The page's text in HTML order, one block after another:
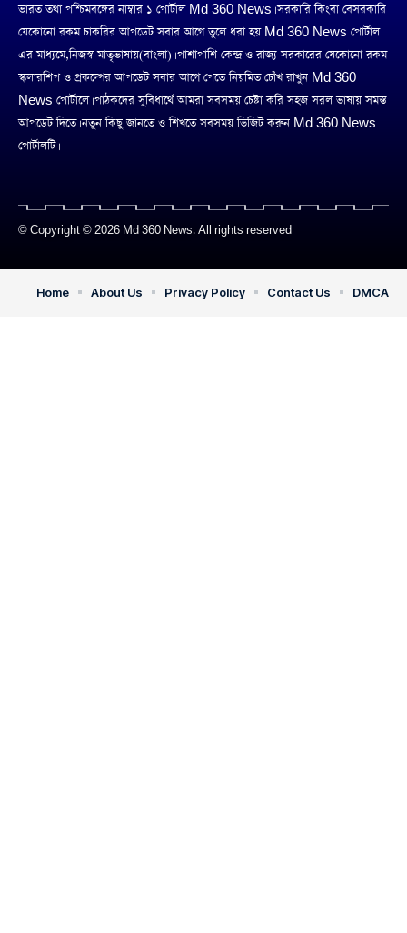
ভারত তথা পশ্চিমবঙ্গের নাম্বার ১ পোর্টাল Md 360 News। সরকারি কিংবা বেসরকারি
যেকোনো রকম চাকরির আপডেট সবার আগে তুলে ধরা হয় Md 360 News পোর্টাল
এর মাধ্যমে,নিজস্ব মাতৃভাষায়(বাংলা)। পাশাপাশি কেন্দ্র ও রাজ্য সরকারের যেকোনো রকম
স্কলারশিপ ও প্রকল্পের আপডেট সবার আগে পেতে নিয়মিত চোঁখ রাখুন Md 360
News পোর্টালে। পাঠকদের সুবিধার্থে আমরা সবসময় চেষ্টা করি সহজ সরল ভাষায় সমস্ত
আপডেট দিতে। নতুন কিছু জানতে ও শিখতে সবসময় ভিজিট করুন Md 360 News
পোর্টালটি।
© Copyright © 2026 Md 360 News. All rights reserved
Home About Us Privacy Policy Contact Us DMCA